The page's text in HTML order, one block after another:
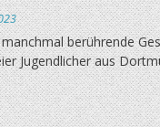
berührende
Jugendlicher aus